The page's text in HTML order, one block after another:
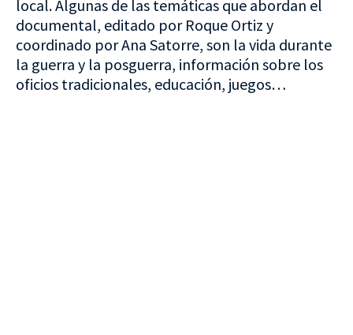
local. Algunas de las temáticas que abordan el
documental, editado por Roque Ortiz y
coordinado por Ana Satorre, son la vida durante
la guerra y la posguerra, información sobre los
oficios tradicionales, educación, juegos…